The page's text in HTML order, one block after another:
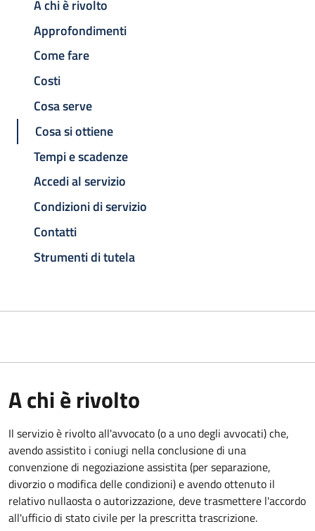
A chi è rivolto
Approfondimenti
Come fare
Costi
Cosa serve
Cosa si ottiene
Tempi e scadenze
Accedi al servizio
Condizioni di servizio
Contatti
Strumenti di tutela
A chi è rivolto
Il servizio è rivolto all'avvocato (o a uno degli avvocati) che,
avendo assistito i coniugi nella conclusione di una
convenzione di negoziazione assistita (per separazione,
divorzio o modifica delle condizioni) e avendo ottenuto il
relativo nullaosta o autorizzazione, deve trasmettere l'accordo
all'ufficio di stato civile per la prescritta trascrizione.